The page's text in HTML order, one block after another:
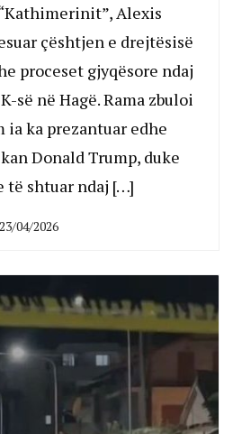
Alexis
çështjen e drejtësisë
proceset gjyqësore ndaj
së në Hagë. Rama zbuloi
ia ka prezantuar edhe
Donald Trump, duke
të shtuar ndaj […]
23/04/2026